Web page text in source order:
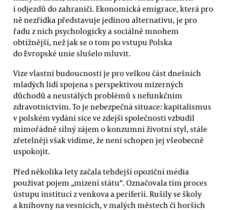
i odjezdů do zahraničí. Ekonomická emigrace, která pro
ně nezřídka představuje jedinou alternativu, je pro
řadu z nich psychologicky a sociálně mnohem
obtížnější, než jak se o tom po vstupu Polska
do Evropské unie slušelo mluvit.
Vize vlastní budoucnosti je pro velkou část dnešních
mladých lidí spojena s perspektivou mizerných
důchodů a neustálých problémů s nefunkčním
zdravotnictvím. To je nebezpečná situace: kapitalismus
v polském vydání sice ve zdejší společnosti vzbudil
mimořádně silný zájem o konzumní životní styl, stále
zřetelněji však vidíme, že není schopen jej všeobecně
uspokojit.
Před několika lety začala tehdejší opoziční média
používat pojem „mizení státu“. Označovala tím proces
ústupu institucí z venkova a periferií. Rušily se školy
a knihovny na vesnicích, v malých městech či horších